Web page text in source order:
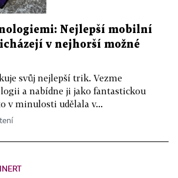
Nejlepší mobilní
v nejhorší možné
svůj nejlepší trik. Vezme
a nabídne ji jako fantastickou
v minulosti udělala v...